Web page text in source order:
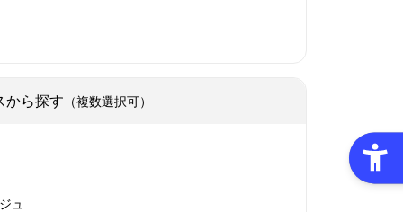
から探す （複数選択可）
ュ